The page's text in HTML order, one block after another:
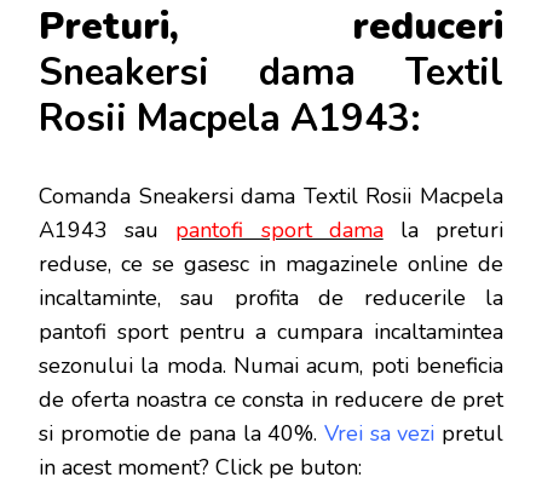
Preturi, reduceri
Sneakersi dama Textil
Rosii Macpela A1943:
Comanda Sneakersi dama Textil Rosii Macpela
A1943 sau pantofi sport damala preturi
reduse, ce se gasesc in magazinele online de
incaltaminte, sau profita de reducerile la
pantofi sport pentru a cumpara incaltamintea
sezonului la moda. Numai acum, poti beneficia
de oferta noastra ce consta in reducere de pret
si promotie de pana la 40%. Vrei sa vezi pretul
in acest moment? Click pe buton: